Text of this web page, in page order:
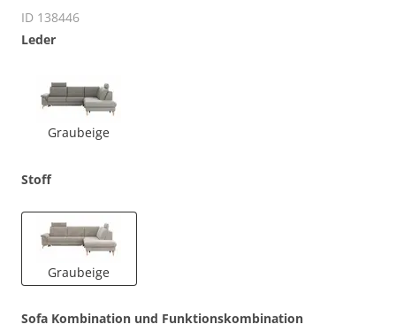
ID 138446
Leder
Graubeige
Stoff
Graubeige
Sofa Kombination und Funktionskombination